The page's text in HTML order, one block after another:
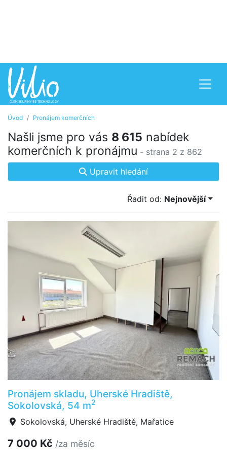
Úvod Pronájem komerčních
Našli jsme pro vás 8 615 nabídek
komerčních k pronájmu - strana 2 z 862
Upravit hledání
Řadit od: Nejnovější
Pronájem skladu, Uherské Hradiště,
Sokolovská, 54 m2
Sokolovská, Uherské Hradiště, Mařatice
7 000 Kč /za měsíc